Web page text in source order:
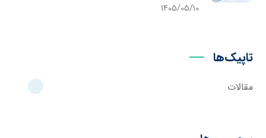
1405/05/10
تاپیک‌ها
مقالات